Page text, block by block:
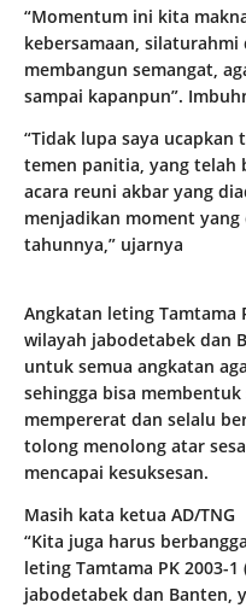
“Momentum ini kita
kebersamaan,
membangun semangat,
sampai kapanpun”.
“Tidak lupa saya
temen panitia, yang telah
acara reuni akbar yang
menjadikan moment
tahunnya,” ujarnya
Angkatan leting Tamtama
wilayah jabodetabek dan
untuk semua angkatan
sehingga bisa
mempererat dan selalu
tolong menolong atar
mencapai kesuksesan.
Masih kata ketua AD/TNG
“Kita juga harus
leting Tamtama PK 2003-1
jabodetabek dan Banten,